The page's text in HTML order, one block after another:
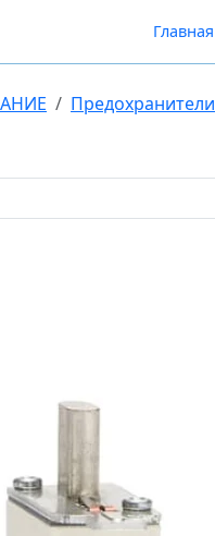
Главная
Предохранители